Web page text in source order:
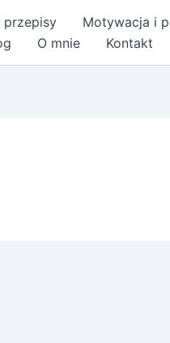
przepisy Motywacja i
O mnie Kontakt